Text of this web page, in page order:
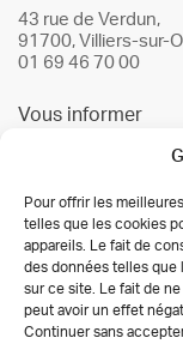
Pour offrir les
telles que les cookies
appareils. Le fait de
des données telles que
sur ce site. Le fait de
peut avoir un effet
Continuer sans
43 rue de Verdun,
91700, Villiers-sur-
01 69 46 70 00
Vous informer
Actualités
Nos partenaires